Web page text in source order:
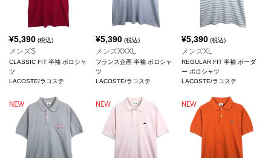
¥5,390 (税込)
メンズS
CLASSIC FIT 半袖 ポロシャ
ツ
LACOSTE/ラコステ
¥5,390(税込)
メンズXXXL
フランス企画 半袖 ポロシャ
ツ
LACOSTE/ラコステ
¥5,390 (税込)
メンズXL
REGULAR FIT 半袖 ボーダ
ー ポロシャツ
LACOSTE/ラコステ